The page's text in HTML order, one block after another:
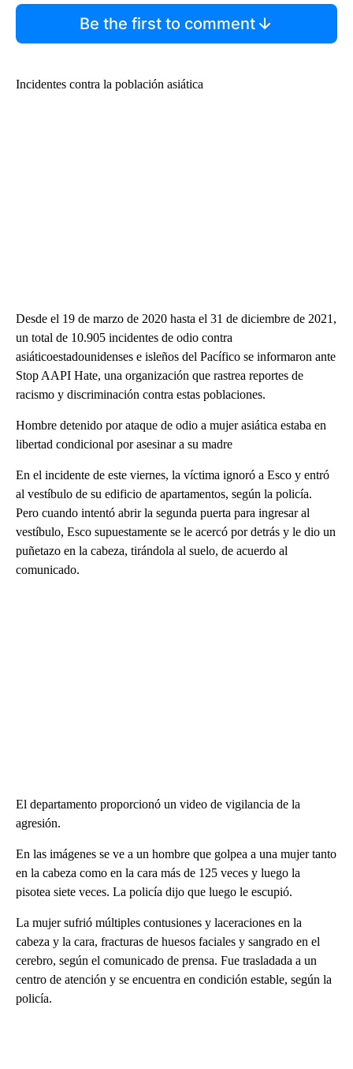
Be the first to comment
Incidentes contra la población asiática
Desde el 19 de marzo de 2020 hasta el 31 de diciembre de 2021,
un total de 10.905 incidentes de odio contra
asiáticoestadounidenses e isleños del Pacífico se informaron ante
Stop AAPI Hate, una organización que rastrea reportes de
racismo y discriminación contra estas poblaciones.
Hombre detenido por ataque de odio a mujer asiática estaba en
libertad condicional por asesinar a su madre
En el incidente de este viernes, la víctima ignoró a Esco y entró
al vestíbulo de su edificio de apartamentos, según la policía.
Pero cuando intentó abrir la segunda puerta para ingresar al
vestíbulo, Esco supuestamente se le acercó por detrás y le dio un
puñetazo en la cabeza, tirándola al suelo, de acuerdo al
comunicado.
El departamento proporcionó un video de vigilancia de la
agresión.
En las imágenes se ve a un hombre que golpea a una mujer tanto
en la cabeza como en la cara más de 125 veces y luego la
pisotea siete veces. La policía dijo que luego le escupió.
La mujer sufrió múltiples contusiones y laceraciones en la
cabeza y la cara, fracturas de huesos faciales y sangrado en el
cerebro, según el comunicado de prensa. Fue trasladada a un
centro de atención y se encuentra en condición estable, según la
policía.